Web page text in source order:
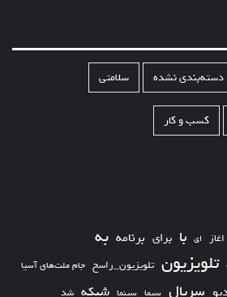
دسته‌بندی نشده سلامتی
کسب و کار
اغاز ای با برای برنامه به
تلویزیون تلویزیون_راسخ جام ملت‌های آسیا
سریال سیما سینما شبکه شد